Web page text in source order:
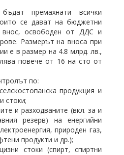
премахнати всички
се дават на бюджетни
внос, освободен от ДДС и
Размерът на вноса при
е в размер на 4.8 млрд. лв.,
повече от 16 на сто от
по:
продукция и
стоки;
и разходваните (вкл. за и
резерв) на енергийни
природен газ,
продукти и др.);
стоки (спирт, спиртни